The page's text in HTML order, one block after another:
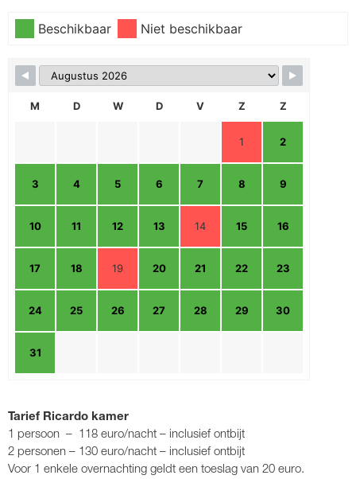
Beschikbaar Niet beschikbaar
M D W D V Z Z
1 2
3 4 5 6 7 8 9
10 11 12 13 14 15 16
17 18 19 20 21 22 23
24 25 26 27 28 29 30
31
Tarief Ricardo kamer
1 persoon – 118 euro/nacht – inclusief ontbijt
2 personen – 130 euro/nacht – inclusief ontbijt
Voor 1 enkele overnachting geldt een toeslag van 20 euro.